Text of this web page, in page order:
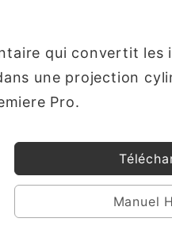
qui convertit les
une projection
Pro.
Manuel